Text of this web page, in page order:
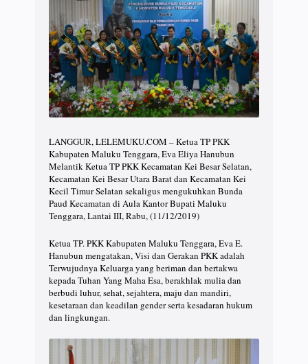
LANGGUR, LELEMUKU.COM – Ketua TP PKK
Kabupaten Maluku Tenggara, Eva Eliya Hanubun
Melantik Ketua TP PKK Kecamatan Kei Besar Selatan,
Kecamatan Kei Besar Utara Barat dan Kecamatan Kei
Kecil Timur Selatan sekaligus mengukuhkan Bunda
Paud Kecamatan di Aula Kantor Bupati Maluku
Tenggara, Lantai III, Rabu, (11/12/2019)
Ketua TP. PKK Kabupaten Maluku Tenggara, Eva E.
Hanubun mengatakan, Visi dan Gerakan PKK adalah
Terwujudnya Keluarga yang beriman dan bertakwa
kepada Tuhan Yang Maha Esa, berakhlak mulia dan
berbudi luhur, sehat, sejahtera, maju dan mandiri,
kesetaraan dan keadilan gender serta kesadaran hukum
dan lingkungan.